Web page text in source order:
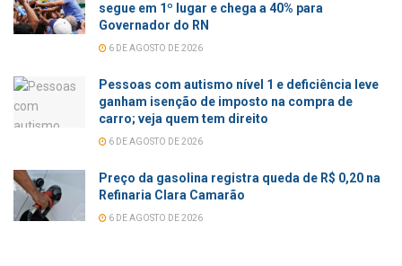
segue em 1º lugar e chega a 40% para
Governador do RN
6 DE AGOSTO DE 2026
Pessoas com autismo nível 1 e deficiência leve
ganham isenção de imposto na compra de
carro; veja quem tem direito
6 DE AGOSTO DE 2026
Preço da gasolina registra queda de R$ 0,20 na
Refinaria Clara Camarão
6 DE AGOSTO DE 2026